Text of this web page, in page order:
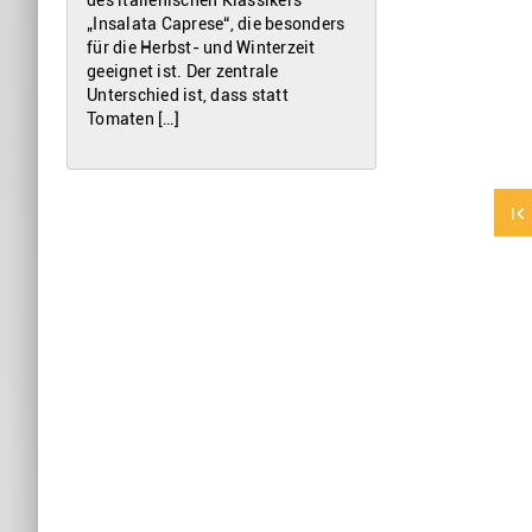
„Insalata Caprese“, die besonders
für die Herbst- und Winterzeit
geeignet ist. Der zentrale
Unterschied ist, dass statt
Tomaten […]
first_page